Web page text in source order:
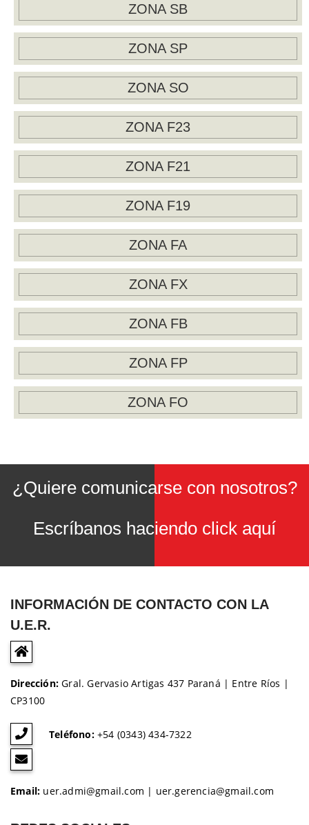
ZONA SB
ZONA SP
ZONA SO
ZONA F23
ZONA F21
ZONA F19
ZONA FA
ZONA FX
ZONA FB
ZONA FP
ZONA FO
¿Quiere comunicarse con nosotros?
Escríbanos haciendo click aquí
INFORMACIÓN DE CONTACTO CON LA
U.E.R.
Dirección: Gral. Gervasio Artigas 437 Paraná | Entre Ríos |
CP3100
Teléfono:+54 (0343) 434-7322
Email: uer.admi@gmail.com | uer.gerencia@gmail.com